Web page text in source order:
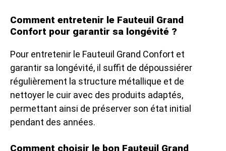
Comment entretenir le Fauteuil Grand
Confort pour garantir sa longévité ?
Pour entretenir le Fauteuil Grand Confort et
garantir sa longévité, il suffit de dépoussiérer
régulièrement la structure métallique et de
nettoyer le cuir avec des produits adaptés,
permettant ainsi de préserver son état initial
pendant des années.
Comment choisir le bon Fauteuil Grand